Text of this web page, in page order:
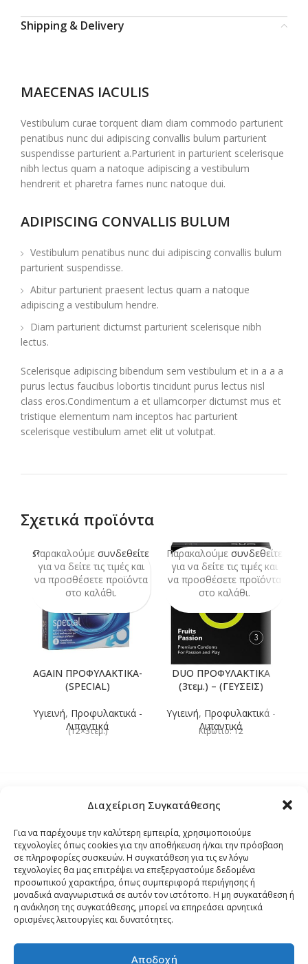
Διαχείριση Συγκατάθεσης
Για να παρέχουμε την καλύτερη εμπειρία, χρησιμοποιούμε
τεχνολογίες όπως cookies για την αποθήκευση ή/και την πρόσβαση
σε πληροφορίες συσκευών. Η συγκατάθεση για τις εν λόγω
τεχνολογίες θα μας επιτρέψει να επεξεργαστούμε δεδομένα
προσωπικού χαρακτήρα, όπως συμπεριφορά περιήγησης ή
μοναδικά αναγνωριστικά σε αυτόν τον ιστότοπο. Η μη συγκατάθεση ή
η ανάκληση της συγκατάθεσης, μπορεί να επηρεάσει αρνητικά
ορισμένες λειτουργίες και δυνατότητες.
Αποδοχή
Shipping & Delivery
MAECENAS IACULIS
Vestibulum curae torquent diam diam commodo parturient
penatibus nunc dui adipiscing convallis bulum parturient
suspendisse parturient a.Parturient in parturient scelerisque
nibh lectus quam a natoque adipiscing a vestibulum
hendrerit et pharetra fames nunc natoque dui.
ADIPISCING CONVALLIS BULUM
Vestibulum penatibus nunc dui adipiscing convallis bulum
parturient suspendisse.
Abitur parturient praesent lectus quam a natoque
adipiscing a vestibulum hendre.
Diam parturient dictumst parturient scelerisque nibh
lectus.
Scelerisque adipiscing bibendum sem vestibulum et in a a a
purus lectus faucibus lobortis tincidunt purus lectus nisl
class eros.Condimentum a et ullamcorper dictumst mus et
tristique elementum nam inceptos hac parturient
scelerisque vestibulum amet elit ut volutpat.
Σχετικά προϊόντα
SOLD
OUT
AGAIN ΠΡΟΦΥΛΑΚΤΙΚΑ-
(SPECIAL)
Υγιεινή, Προφυλακτικά -
Λιπαντικά
(12×3τεμ.)
Παρακαλούμε συνδεθείτε
για να δείτε τις τιμές και
να προσθέσετε προϊόντα
στο καλάθι.
DUO ΠΡΟΦΥΛΑΚΤΙΚΑ
(3τεμ.) – (ΓΕΥΣΕΙΣ)
Υγιεινή, Προφυλακτικά -
Λιπαντικά
Κιβώτιο: 12
Παρακαλούμε συνδεθείτε
για να δείτε τις τιμές και
να προσθέσετε προϊόντα
στο καλάθι.
Τρόποι Αποστολής
Τρόποι Αγοράς – Πληρωμής – Επιστρόφης
Όροι και Προϋποθέσεις
Δήλωση Απορρήτου